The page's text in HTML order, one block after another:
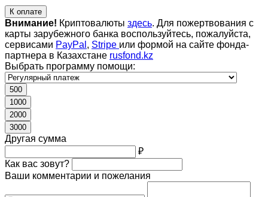
К оплате
Внимание! Криптовалюты здесь. Для пожертвования с
карты зарубежного банка воспользуйтесь, пожалуйста,
сервисами PayPal , Stripe или формой на сайте фонда-
партнера в Казахстане rusfond.kz
Выбрать программу помощи:
500
1000
2000
3000
Другая сумма
₽
Как вас зовут?
Ваши комментарии и пожелания